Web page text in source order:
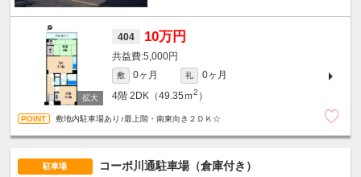
404 10万円
5,000円
敷 0ヶ月 礼
0ヶ月
4階 2DK（49.35ｍ2 ）
敷地内駐車場あり♪最上階・南東向き２ＤＫ☆
駐車場 コーポ川通駐車場（倉庫付き）